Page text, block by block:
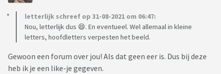
letterlijk schreef op 31-08-2021 om 06:47:
Nou, letterlijk dus 😄. En eventueel. Wel allemaal in kleine
letters, hoofdletters verpesten het beeld.
Gewoon een forum over jou! Als dat geen eer is. Dus bij deze
heb ik je een like-je gegeven.